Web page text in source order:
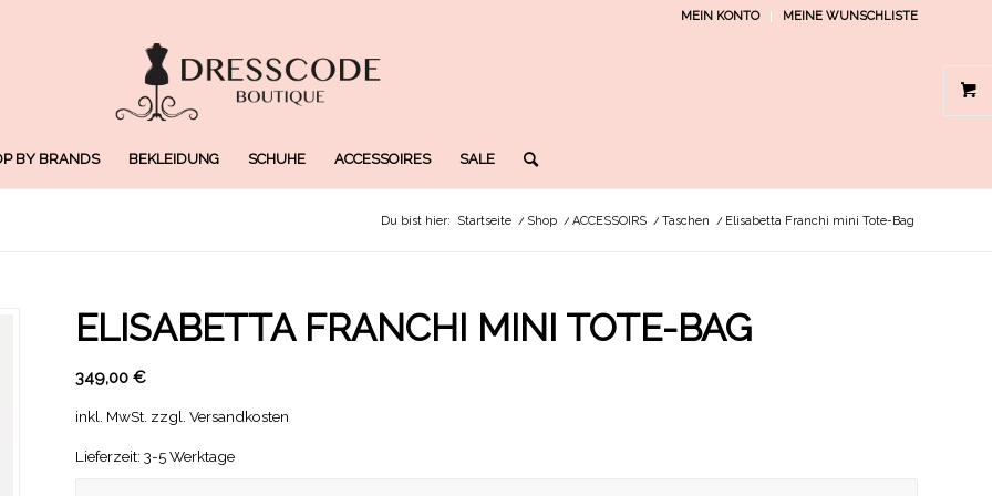
MEIN KONTO MEINE WUNSCHLISTE
BY BRANDS BEKLEIDUNG SCHUHE ACCESSOIRES SALE
Du bist hier: Startseite / Shop / ACCESSOIRS / Taschen / Elisabetta Franchi mini Tote-Bag
ELISABETTA FRANCHI MINI TOTE-BAG
349,00€
inkl. MwSt. zzgl.Versandkosten
Lieferzeit: 3-5 Werktage